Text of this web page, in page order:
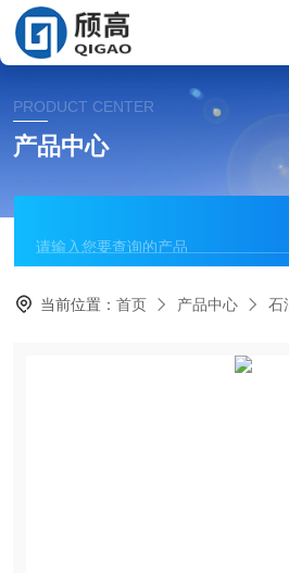
PRODUCT CENTER
产品中心
当前位置：首页 产品中心 石